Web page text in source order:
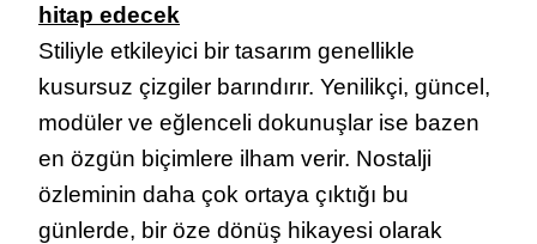
hitap edecek
Stiliyle etkileyici bir tasarım genellikle
kusursuz çizgiler barındırır. Yenilikçi, güncel,
modüler ve eğlenceli dokunuşlar ise bazen
en özgün biçimlere ilham verir. Nostalji
özleminin daha çok ortaya çıktığı bu
günlerde, bir öze dönüş hikayesi olarak